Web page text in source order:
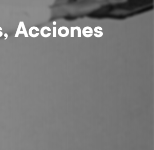
Acciones